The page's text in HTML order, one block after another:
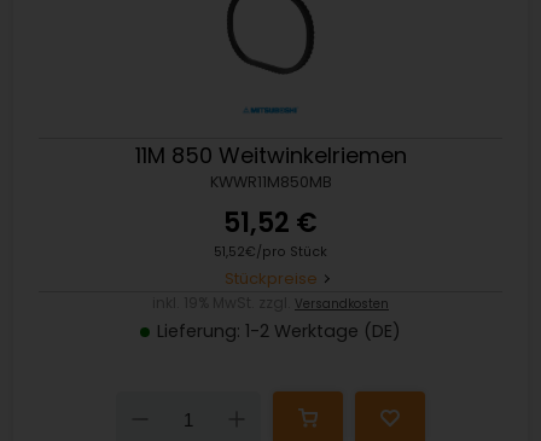
11M 850 Weitwinkelriemen
KWWR11M850MB
51,52 €
51,52€/pro Stück
Stückpreise
Versandkosten
Lieferung: 1-2 Werktage (DE)
Down